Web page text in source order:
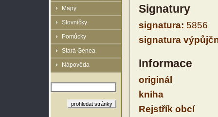
Mapy
Slovníčky
Pomůcky
Stará Genea
Nápověda
Signatury
signatura: 5856
signatura
Informace
originál
kniha
Rejstřík obcí